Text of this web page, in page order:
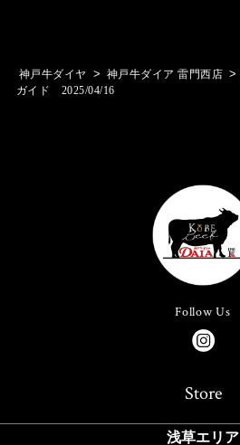
神戸牛ダイヤ > 神戸牛ダイア 雷門西店 >
ガイド 2025/04/16
Follow Us
Store
浅草エリア